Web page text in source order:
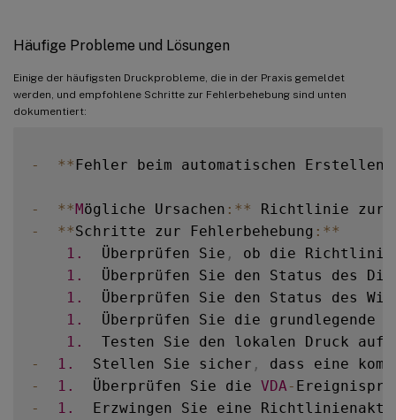
Häufige Probleme und Lösungen
Einige der häufigsten Druckprobleme, die in der Praxis gemeldet
werden, und empfohlene Schritte zur Fehlerbehebung sind unten
dokumentiert:
- ** Fehler beim automatischen Erstellen
- **Mögliche Ursachen : **
Richtlinie zur
-
**Schritte zur Fehlerbehebung : **
1.
  Überprüfen Sie
,
ob die
1.
Überprüfen Sie den Status des
1.
Überprüfen Sie den Status des
1.
Überprüfen Sie die grundlegende
1.
Testen Sie den lokalen Druck auf
-
1.
  Stellen Sie sicher
,
dass eine
-
1.
  Überprüfen Sie die
VDA -
-
1.
Erzwingen Sie eine